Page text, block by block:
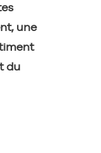
une
du